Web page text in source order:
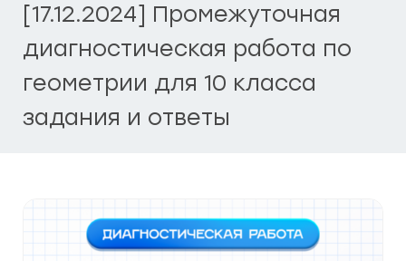
[17.12.2024] Промежуточная
диагностическая работа по
геометрии для 10 класса
задания и ответы